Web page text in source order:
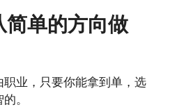
单的方向做
业，只要你能拿到单，选
。